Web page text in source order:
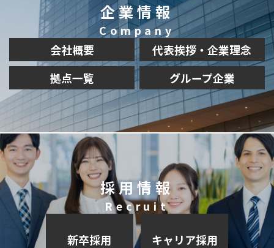
企業情報
Company
会社概要
代表挨拶・企業理念
拠点一覧
グループ企業
採用情報
Recruit
新卒採用 キャリア採用